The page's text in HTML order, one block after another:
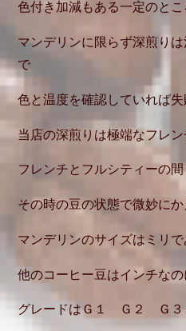
色付き加減もある一定のと
マンデリンに限らず深煎り
で
色と温度を確認していれば
当店の深煎りは極端なフレ
フレンチとフルシティーの
その時の豆の状態で微妙に
マンデリンのサイズはミリ
他のコーヒー豆はインチな
グレードはＧ１ Ｇ２ Ｇ３